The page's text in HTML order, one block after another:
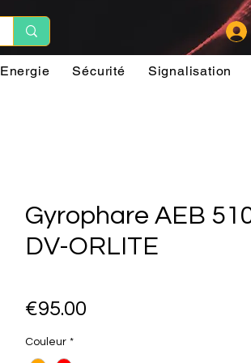
Energie Sécurité Signalisation
Gyrophare AEB
DV-ORLITE
€95.00
Couleur *